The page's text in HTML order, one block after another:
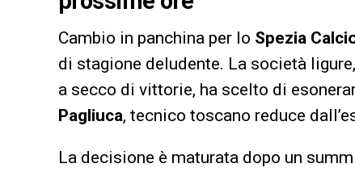
Cambio in panchina per lo Spezia
di stagione deludente. La società
a secco di vittorie, ha scelto di
Pagliuca, tecnico toscano reduce
La decisione è maturata dopo un